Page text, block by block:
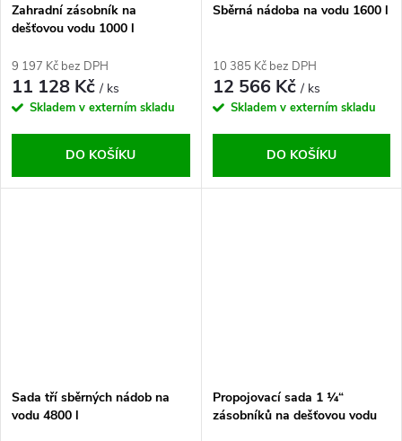
Zahradní zásobník na
dešťovou vodu 1000 l
9 197 Kč bez DPH
11 128 Kč/ ks
Skladem v externím skladu
DO KOŠÍKU
Sběrná nádoba na vodu 1600 l
10 385 Kč bez DPH
12 566 Kč/ ks
Skladem v externím skladu
DO KOŠÍKU
Sada tří sběrných nádob na
vodu 4800 l
Propojovací sada 1 ¼“
zásobníků na dešťovou vodu